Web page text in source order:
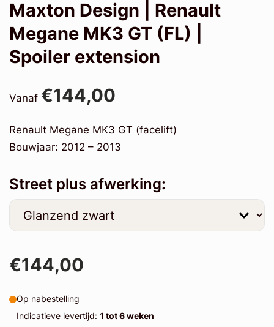
Maxton Design | Renault
Megane MK3 GT (FL) |
Spoiler extension
Vanaf €144,00
Renault Megane MK3 GT (facelift)
Bouwjaar: 2012 – 2013
Street plus afwerking:
€144,00
Op nabestelling
Indicatieve levertijd: 1 tot 6 weken